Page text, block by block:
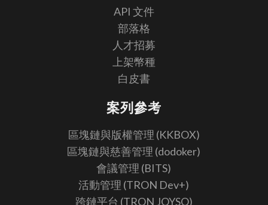
API 文件
部落格
人才招募
上架幣種
白皮書
案列參考
區塊鏈與版權管理 (KKBOX)
區塊鏈與慈善管理 (dodoker)
會議管理 (BITS)
活動管理 (TRON Dev+)
跨鏈平台 (TRON JOYSO)